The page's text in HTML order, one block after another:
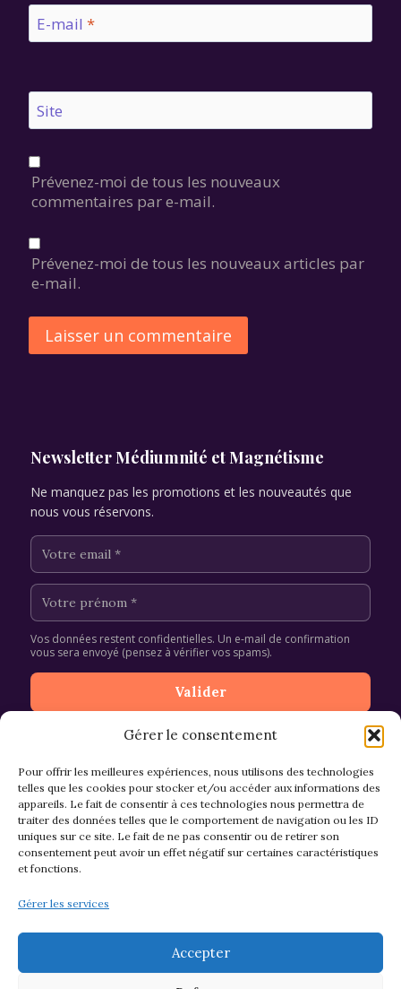
Gérer le consentement
Pour offrir les meilleures expériences, nous utilisons des technologies
telles que les cookies pour stocker et/ou accéder aux informations des
appareils. Le fait de consentir à ces technologies nous permettra de
traiter des données telles que le comportement de navigation ou les ID
uniques sur ce site. Le fait de ne pas consentir ou de retirer son
consentement peut avoir un effet négatif sur certaines caractéristiques
et fonctions.
Gérer les services
Accepter
E-mail *
Site
Prévenez-moi de tous les nouveaux
commentaires par e-mail.
Prévenez-moi de tous les nouveaux articles par
e-mail.
Newsletter Médiumnité et Magnétisme
Ne manquez pas les promotions et les nouveautés que
nous vous réservons.
Vos données restent confidentielles. Un e-mail de confirmation
vous sera envoyé (pensez à vérifier vos spams).
CGV et Retours
Mentions légales & confidentialité